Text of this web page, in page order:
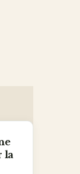
la